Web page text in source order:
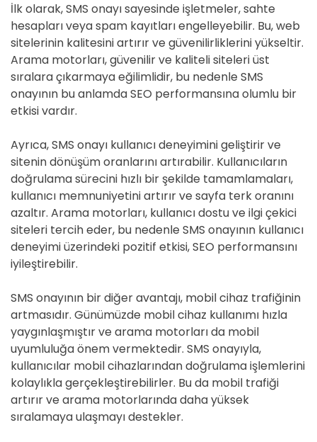
İlk olarak, SMS onayı sayesinde işletmeler, sahte
hesapları veya spam kayıtları engelleyebilir. Bu, web
sitelerinin kalitesini artırır ve güvenilirliklerini yükseltir.
Arama motorları, güvenilir ve kaliteli siteleri üst
sıralara çıkarmaya eğilimlidir, bu nedenle SMS
onayının bu anlamda SEO performansına olumlu bir
etkisi vardır.
Ayrıca, SMS onayı kullanıcı deneyimini geliştirir ve
sitenin dönüşüm oranlarını artırabilir. Kullanıcıların
doğrulama sürecini hızlı bir şekilde tamamlamaları,
kullanıcı memnuniyetini artırır ve sayfa terk oranını
azaltır. Arama motorları, kullanıcı dostu ve ilgi çekici
siteleri tercih eder, bu nedenle SMS onayının kullanıcı
deneyimi üzerindeki pozitif etkisi, SEO performansını
iyileştirebilir.
SMS onayının bir diğer avantajı, mobil cihaz trafiğinin
artmasıdır. Günümüzde mobil cihaz kullanımı hızla
yaygınlaşmıştır ve arama motorları da mobil
uyumluluğa önem vermektedir. SMS onayıyla,
kullanıcılar mobil cihazlarından doğrulama işlemlerini
kolaylıkla gerçekleştirebilirler. Bu da mobil trafiği
artırır ve arama motorlarında daha yüksek
sıralamaya ulaşmayı destekler.